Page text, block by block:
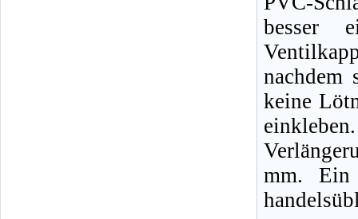
besser
nachdem
keine
mm. Ein